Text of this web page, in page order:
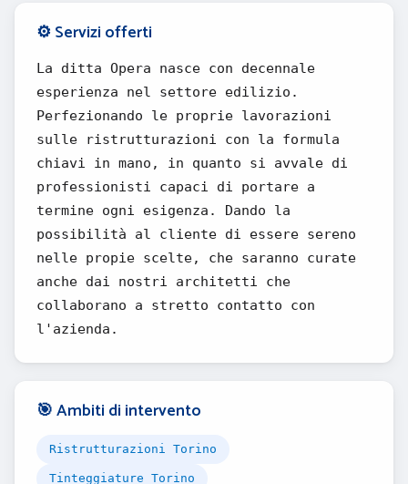
⚙️ Servizi offerti
La ditta Opera nasce con decennale
esperienza nel settore edilizio.
Perfezionando le proprie lavorazioni
sulle ristrutturazioni con la formula
chiavi in mano, in quanto si avvale di
professionisti capaci di portare a
termine ogni esigenza. Dando la
possibilità al cliente di essere sereno
nelle propie scelte, che saranno curate
anche dai nostri architetti che
collaborano a stretto contatto con
l'azienda.
🎯 Ambiti di intervento
Ristrutturazioni Torino
Tinteggiature Torino